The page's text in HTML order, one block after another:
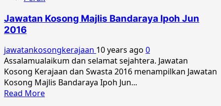
Jawatan Kosong Majlis Bandaraya Ipoh Jun
2016
jawatankosongkerajaan 10 years ago 0
Assalamualaikum dan selamat sejahtera. Jawatan
Kosong Kerajaan dan Swasta 2016 menampilkan Jawatan
Kosong Majlis Bandaraya Ipoh Jun...
Read MoreRead